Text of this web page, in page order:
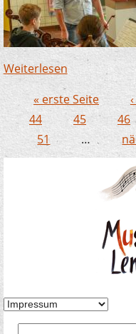
Weiterlesen über
es der
Seiten
« erste Seite
44
45 46
51
…